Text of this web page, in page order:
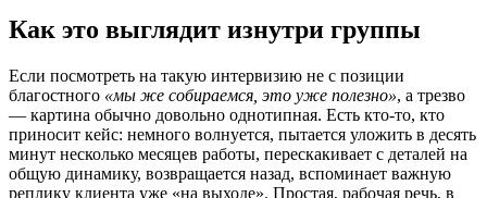
Как это выглядит изнутри группы
Если посмотреть на такую интервизию не с позиции
благостного «мы же собираемся, это уже полезно», а трезво
— картина обычно довольно однотипная. Есть кто-то, кто
приносит кейс: немного волнуется, пытается уложить в десять
минут несколько месяцев работы, перескакивает с деталей на
общую динамику, возвращается назад, вспоминает важную
реплику клиента уже «на выходе». Простая, рабочая речь, в